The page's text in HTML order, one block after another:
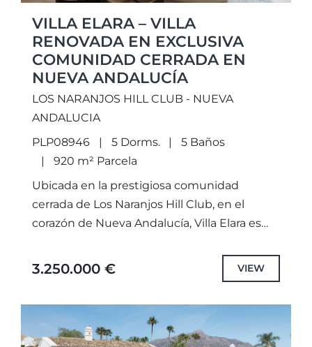
VILLA ELARA – VILLA
RENOVADA EN EXCLUSIVA
COMUNIDAD CERRADA EN
NUEVA ANDALUCÍA
LOS NARANJOS HILL CLUB - NUEVA
ANDALUCIA
PLP08946
5 Dorms.
5 Baños
920 m² Parcela
Ubicada en la prestigiosa comunidad
cerrada de Los Naranjos Hill Club, en el
corazón de Nueva Andalucía, Villa Elara es
renovada que combina privacidad, confort
3.250.000 € VIEW